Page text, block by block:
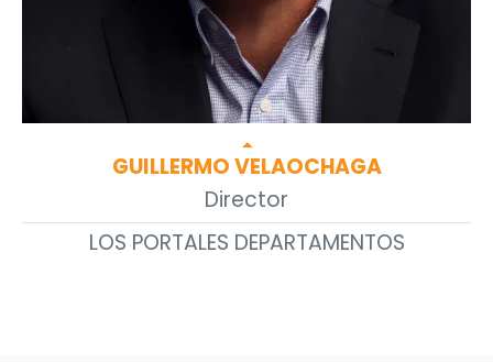
arrow_drop_up
GUILLERMO VELAOCHAGA
Director
LOS PORTALES DEPARTAMENTOS